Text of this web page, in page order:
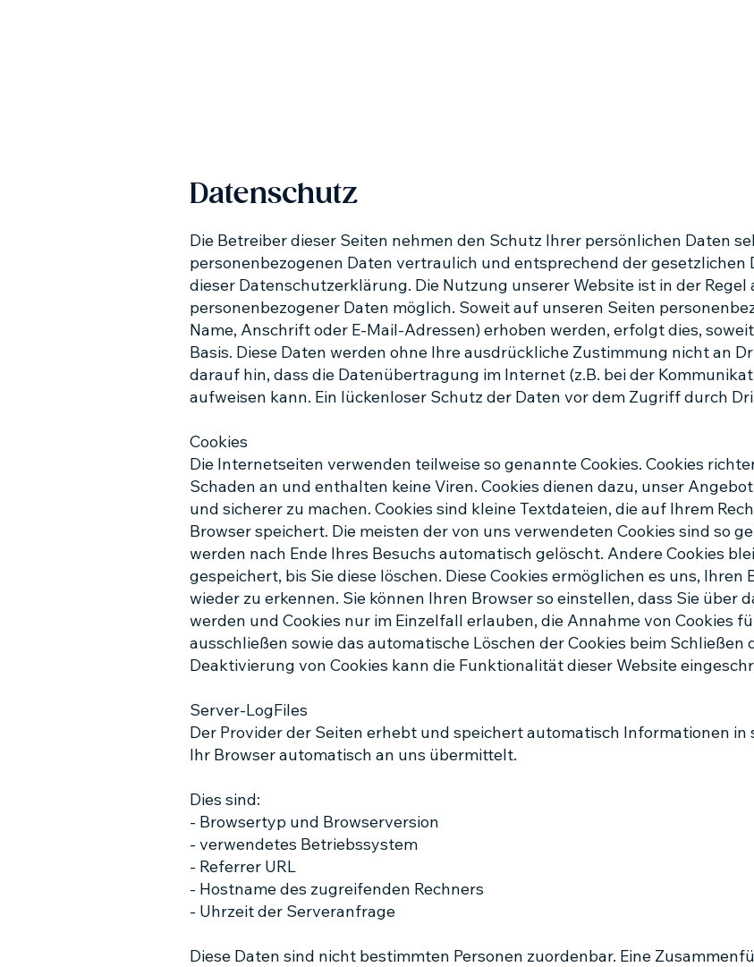
Datenschutz
Die Betreiber dieser Seiten nehmen den Schutz Ihrer persönlichen Daten
personenbezogenen Daten vertraulich und entsprechend der
dieser Datenschutzerklärung. Die Nutzung unserer Website ist in der Regel
personenbezogener Daten möglich. Soweit auf unseren Seiten
Name, Anschrift oder E-Mail-Adressen) erhoben werden, erfolgt dies,
Basis. Diese Daten werden ohne Ihre ausdrückliche Zustimmung nicht an
darauf hin, dass die Datenübertragung im Internet (z.B. bei der
aufweisen kann. Ein lückenloser Schutz der Daten vor dem Zugriff durch
Cookies
Die Internetseiten verwenden teilweise so genannte Cookies. Cookies
Schaden an und enthalten keine Viren. Cookies dienen dazu, unser
und sicherer zu machen. Cookies sind kleine Textdateien, die auf Ihrem
Browser speichert. Die meisten der von uns verwendeten Cookies sind so
werden nach Ende Ihres Besuchs automatisch gelöscht. Andere Cookies
gespeichert, bis Sie diese löschen. Diese Cookies ermöglichen es uns,
wieder zu erkennen. Sie können Ihren Browser so einstellen, dass Sie über
werden und Cookies nur im Einzelfall erlauben, die Annahme von Cookies
ausschließen sowie das automatische Löschen der Cookies beim Schließen
Deaktivierung von Cookies kann die Funktionalität dieser Website
Server-LogFiles
Der Provider der Seiten erhebt und speichert automatisch Informationen in
Ihr Browser automatisch an uns übermittelt.
Dies sind:
- Browsertyp und Browserversion
- verwendetes Betriebssystem
- Referrer URL
- Hostname des zugreifenden Rechners
- Uhrzeit der Serveranfrage
Diese Daten sind nicht bestimmten Personen zuordenbar. Eine